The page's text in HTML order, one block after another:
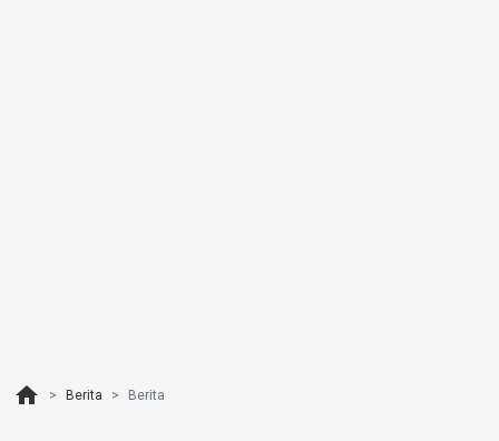
home Berita Berita